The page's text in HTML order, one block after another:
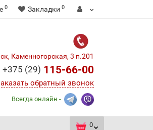
0 Закладки 0
Каменногорская, 3 п.201
+375 (29) 115-66-00
обратный звонок
Всегда онлайн -
0